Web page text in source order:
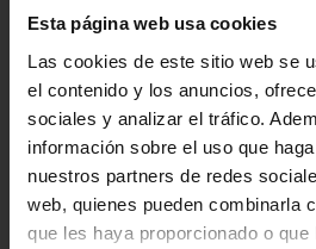
Esta página web usa cookies
Las cookies de este sitio web se
el contenido y los anuncios,
sociales y analizar el tráfico.
información sobre el uso que
nuestros partners de redes
web, quienes pueden combinarla
que les haya proporcionado o que
Seattle – Popup park